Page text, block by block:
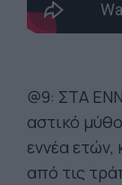
@9: ΣΤΑ
αστικό
εννέα ετών,
από τις